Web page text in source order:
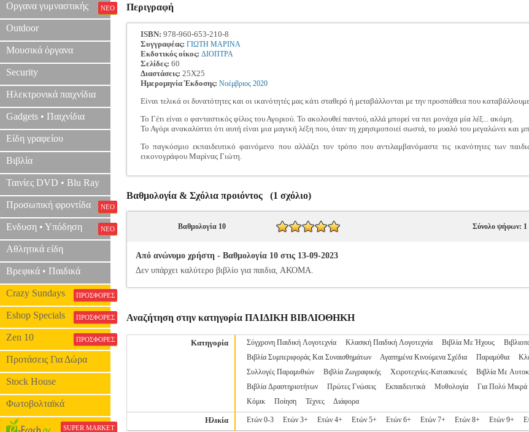
Οργανα γυμναστικής ΝΕΟ
Outdoor
Μουσικά όργανα
Security
Ηλεκτρονικά παιχνίδια
Gadgets • Παιχνίδια
Είδη γραφείου
Βιβλία
Ταινίες DVD • Blu Ray
Προσωπική φροντίδα ΝΕΟ
Ενδυση • Υπόδηση ΝΕΟ
Αθλητικά είδη
Βρεφικά • Παιδικά
Crazy Sundays ΠΡΟΣΦΟΡΕΣ
Eshop Specials ΠΡΟΣΦΟΡΕΣ
Zen 10 ΠΡΟΣΦΟΡΕΣ
Προτάσεις Για Δώρα
Stock House
Φωτοβολταϊκά
SUPER MARKET
Περιγραφή
ISBN: 978-960-653-210-8
Συγγραφέας: ΓΙΩΤΗ ΜΑΡΙΝΑ
Εκδοτικός οίκος: ΔΙΟΠΤΡΑ
Σελίδες: 60
Διαστάσεις: 25Χ25
Ημερομηνία Έκδοσης: Νοέμβριος 2020
Είναι τελικά οι δυνατότητες και οι ικανότητές μας κάτι σταθερό ή μεταβάλλονται με την προσπάθεια που
Το Γέτι είναι ο φανταστικός φίλος του Αγοριού. Το ακολουθεί παντού, αλλά μπορεί να πει μονάχα μία λέξ... ακόμη.
Το Αγόρι ανακαλύπτει ότι αυτή είναι μια μαγική λέξη που, όταν τη χρησιμοποιεί σωστά, το μυαλό του μεγαλώνει και
Το παγκόσμιο εκπαιδευτικό φαινόμενο που αλλάζει τον τρόπο που αντιλαμβανόμαστε τις ικανότητες των
εικονογράφου Μαρίνας Γιώτη.
Βαθμολογία & Σχόλια προιόντος (1 σχόλιο)
Βαθμολογία 10 Σύνολο ψήφων: 1
Από ανώνυμο χρήστη - Βαθμολογία 10 στις 13-09-2023
Δεν υπάρχει καλύτερο βιβλίο για παιδια, ΑΚΟΜΑ.
Αναζήτηση στην κατηγορία ΠΑΙΔΙΚΗ ΒΙΒΛΙΟΘΗΚΗ
Κατηγορία Σύγχρονη Παιδική Λογοτεχνία Κλασική Παιδική Λογοτεχνία Βιβλία Με Ήχους
Βιβλία Συμπεριφοράς Και Συναισθημάτων
Αγαπημένα Κινούμενα Σχέδια Παραμύθια
Συλλογές Παραμυθιών
Βιβλία Ζωγραφικής Χειροτεχνίες-Κατασκευές Βιβλία Με
Βιβλία Δραστηριοτήτων
Πρώτες Γνώσεις Εκπαιδευτικά Μυθολογία Για Πολύ Μικρά
Κόμικ
Ποίηση Τέχνες Διάφορα
Ηλικία Ετών 0-3 Ετών 3+ Ετών 4+ Ετών 5+ Ετών 6+ Ετών 7+ Ετών 8+ Ετών 9+